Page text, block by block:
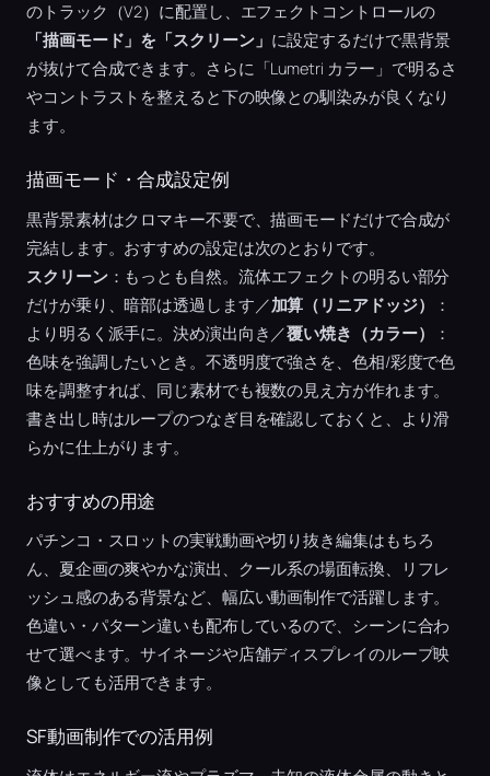
のトラック（V2）に配置し、エフェクトコントロールの
「描画モード」を「スクリーン」 に設定するだけで黒背景
が抜けて合成できます。さらに「Lumetri カラー」で明るさ
やコントラストを整えると下の映像との馴染みが良くなり
ます。
描画モード・合成設定例
黒背景素材はクロマキー不要で、描画モードだけで合成が
完結します。おすすめの設定は次のとおりです。
スクリーン：もっとも自然。流体エフェクトの明るい部分
だけが乗り、暗部は透過します／加算（リニアドッジ）
：
より明るく派手に。決め演出向き／覆い焼き（カラー）
：
色味を強調したいとき。不透明度で強さを、色相/彩度で色
味を調整すれば、同じ素材でも複数の見え方が作れます。
書き出し時はループのつなぎ目を確認しておくと、より滑
らかに仕上がります。
おすすめの用途
パチンコ・スロットの実戦動画や切り抜き編集はもちろ
ん、夏企画の爽やかな演出、クール系の場面転換、リフレ
ッシュ感のある背景など、幅広い動画制作で活躍します。
色違い・パターン違いも配布しているので、シーンに合わ
せて選べます。サイネージや店舗ディスプレイのループ映
像としても活用できます。
SF動画制作での活用例